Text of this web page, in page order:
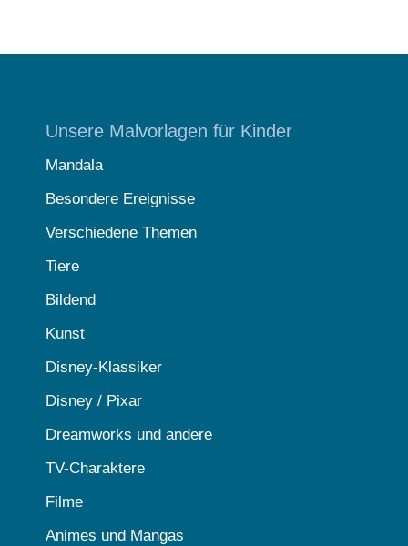
Unsere Malvorlagen für Kinder
Mandala
Besondere Ereignisse
Verschiedene Themen
Tiere
Bildend
Kunst
Disney-Klassiker
Disney / Pixar
Dreamworks und andere
TV-Charaktere
Filme
Animes und Mangas